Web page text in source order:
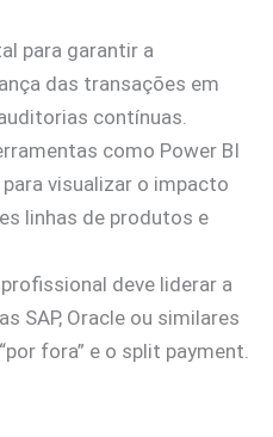
para garantir a
das transações em
contínuas.
como Power BI
visualizar o impacto
linhas de produtos e
profissional deve liderar a
SAP, Oracle ou similares
fora” e o split payment.